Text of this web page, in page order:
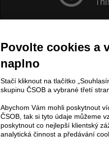
Tagy: DAX , technická analýza
Povolte cookies a
naplno
Stačí kliknout na tlačítko
skupinu ČSOB a vybrané třetí
Abychom Vám mohli poskytnout
ČSOB, tak si tyto údaje můžeme
poskytnout co nejlepší klientský
analytická činnost a předávání